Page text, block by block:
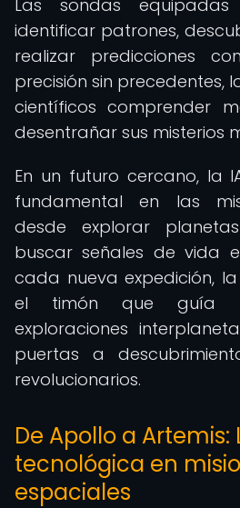
Las sondas
identificar patrones,
realizar predicciones
precisión sin precedentes,
científicos comprender
desentrañar sus misterios
En un futuro cercano, la
fundamental en las
desde explorar
buscar señales de vida
cada nueva expedición,
el timón que guía
exploraciones
puertas a
revolucionarios.
De Apollo a Artemis:
tecnológica en
espaciales